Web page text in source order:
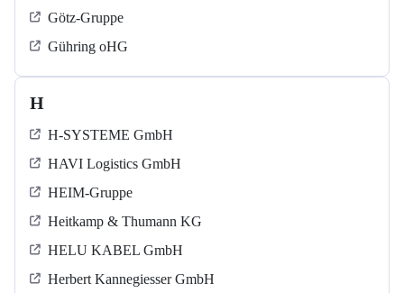
Götz-Gruppe
Gühring oHG
H
H-SYSTEME GmbH
HAVI Logistics GmbH
HEIM-Gruppe
Heitkamp & Thumann KG
HELU KABEL GmbH
Herbert Kannegiesser GmbH